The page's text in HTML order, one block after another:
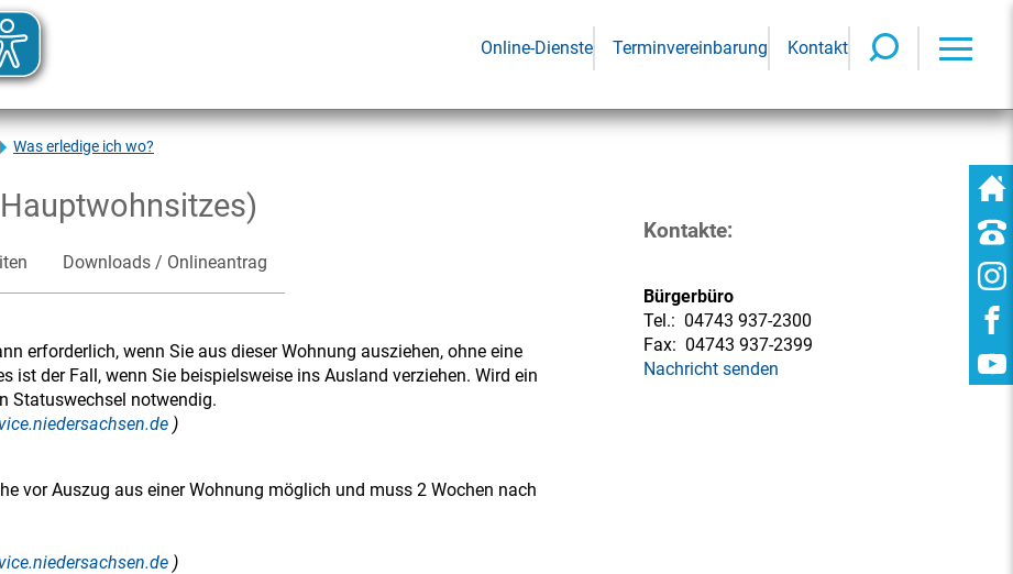
Online-Dienste Terminvereinbarung Kontakt
Was erledige ich wo?
Downloads / Onlineantrag
erforderlich, wenn Sie aus dieser Wohnung ausziehen, ohne eine
ist der Fall, wenn Sie beispielsweise ins Ausland verziehen. Wird ein
Statuswechsel notwendig.
)
vor Auszug aus einer Wohnung möglich und muss 2 Wochen nach
)
Kontakte:
Bürgerbüro
Tel.: 04743 937-2300
Fax: 04743 937-2399
Nachricht senden